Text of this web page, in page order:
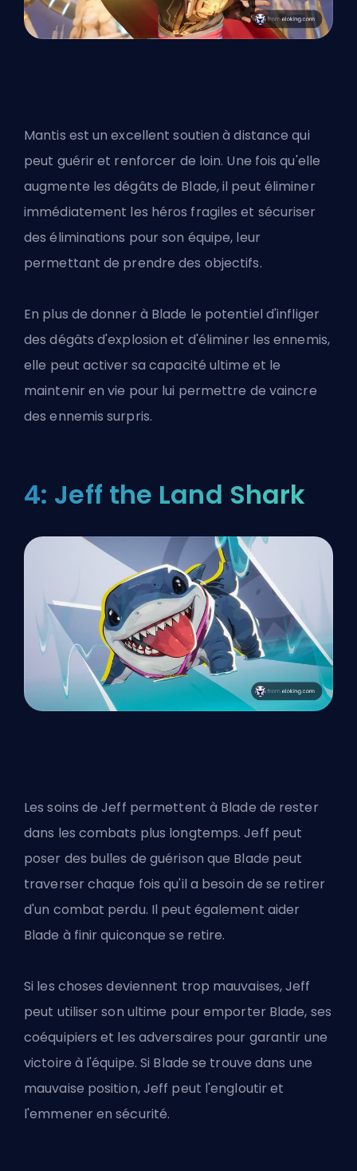
Mantis est un excellent soutien à distance qui
peut guérir et renforcer de loin. Une fois qu'elle
augmente les dégâts de Blade, il peut éliminer
immédiatement les héros fragiles et sécuriser
des éliminations pour son équipe, leur
permettant de prendre des objectifs.
En plus de donner à Blade le potentiel d'infliger
des dégâts d'explosion et d'éliminer les ennemis,
elle peut activer sa capacité ultime et le
maintenir en vie pour lui permettre de vaincre
des ennemis surpris.
4: Jeff the Land Shark
Les soins de Jeff permettent à Blade de rester
dans les combats plus longtemps. Jeff peut
poser des bulles de guérison que Blade peut
traverser chaque fois qu'il a besoin de se retirer
d'un combat perdu. Il peut également aider
Blade à finir quiconque se retire.
Si les choses deviennent trop mauvaises, Jeff
peut utiliser son ultime pour emporter Blade, ses
coéquipiers et les adversaires pour garantir une
victoire à l'équipe. Si Blade se trouve dans une
mauvaise position, Jeff peut l'engloutir et
l'emmener en sécurité.